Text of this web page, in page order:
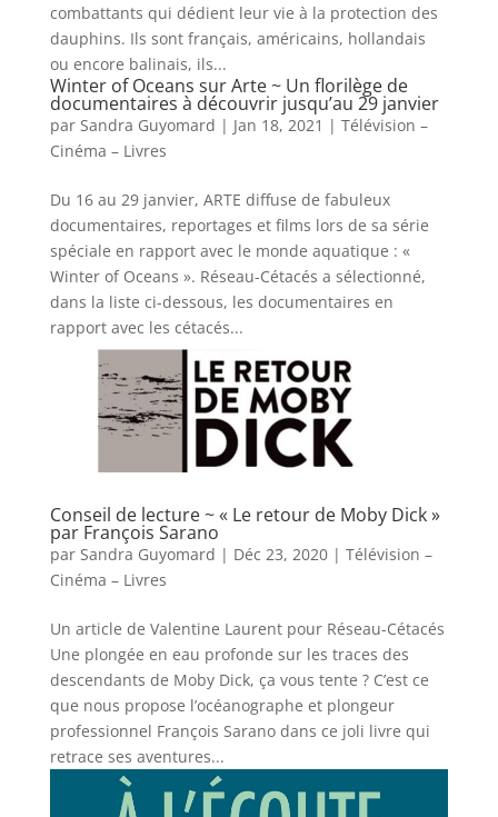
combattants qui dédient leur vie à la protection des
dauphins. Ils sont français, américains, hollandais
ou encore balinais, ils...
Winter of Oceans sur Arte ~ Un florilège de
documentaires à découvrir jusqu’au 29 janvier
par Sandra Guyomard | Jan 18, 2021 | Télévision –
Cinéma – Livres
Du 16 au 29 janvier, ARTE diffuse de fabuleux
documentaires, reportages et films lors de sa série
spéciale en rapport avec le monde aquatique : «
Winter of Oceans ». Réseau-Cétacés a sélectionné,
dans la liste ci-dessous, les documentaires en
rapport avec les cétacés...
Conseil de lecture ~ « Le retour de Moby Dick »
par François Sarano
par Sandra Guyomard | Déc 23, 2020| Télévision –
Cinéma – Livres
Un article de Valentine Laurent pour Réseau-Cétacés
Une plongée en eau profonde sur les traces des
descendants de Moby Dick, ça vous tente ? C’est ce
que nous propose l’océanographe et plongeur
professionnel François Sarano dans ce joli livre qui
retrace ses aventures...